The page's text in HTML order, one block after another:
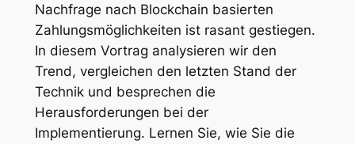
Nachfrage nach Blockchain basierten
Zahlungsmöglichkeiten ist rasant gestiegen.
In diesem Vortrag analysieren wir den
Trend, vergleichen den letzten Stand der
Technik und besprechen die
Herausforderungen bei der
Implementierung. Lernen Sie, wie Sie die